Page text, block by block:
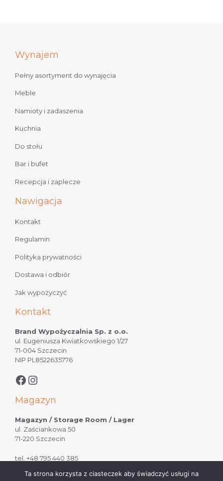
Wynajem
Pełny asortyment do wynajęcia
Meble
Namioty i zadaszenia
Kuchnia
Do stołu
Bar i bufet
Recepcja i zaplecze
Nawigacja
Kontakt
Regulamin
Polityka prywatności
Dostawa i odbiór
Jak wypożyczyć
Kontakt
Brand Wypożyczalnia Sp. z o.o.
ul. Eugeniusza Kwiatkowskiego 1/27
71-004 Szczecin
NIP PL8522635776
Magazyn
Magazyn / Storage Room / Lager
ul. Zaściankowa 50
71-220 Szczecin
tel. +48 795 440 385
Ta strona korzysta z ciasteczek aby świadczyć usługi na